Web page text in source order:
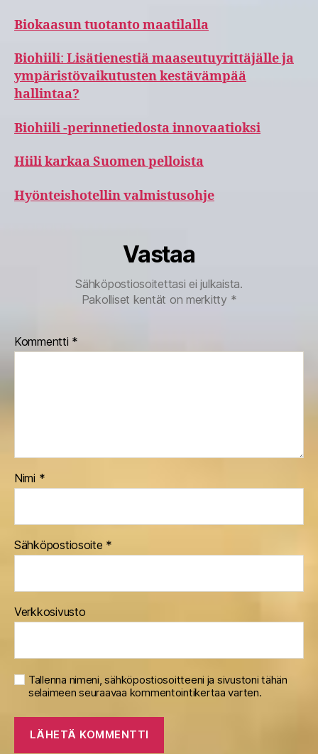
Biokaasun tuotanto maatilalla
Biohiili: Lisätienestiä maaseutuyrittäjälle ja
ympäristövaikutusten kestävämpää
hallintaa?
Biohiili -perinnetiedosta innovaatioksi
Hiili karkaa Suomen pelloista
Hyönteishotellin valmistusohje
Vastaa
Sähköpostiosoitettasi ei julkaista.
Pakolliset kentät on merkitty *
Kommentti *
Nimi *
Sähköpostiosoite *
Verkkosivusto
Tallenna nimeni, sähköpostiosoitteeni ja sivustoni tähän
selaimeen seuraavaa kommentointikertaa varten.